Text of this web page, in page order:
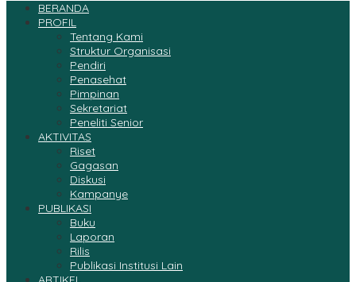
BERANDA
PROFIL
Tentang Kami
Struktur Organisasi
Pendiri
Penasehat
Pimpinan
Sekretariat
Peneliti Senior
AKTIVITAS
Riset
Gagasan
Diskusi
Kampanye
PUBLIKASI
Buku
Laporan
Rilis
Publikasi Institusi Lain